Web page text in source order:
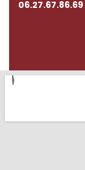
06.27.67.86.69